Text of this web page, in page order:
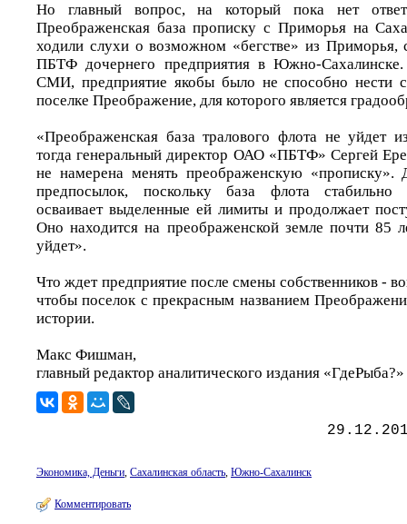
Но главный вопрос, на который пока нет
Преображенская база прописку с Приморья на
ходили слухи о возможном «бегстве» из Приморья,
ПБТФ дочернего предприятия в Южно-
СМИ, предприятие якобы было не способно нести
поселке Преображение, для которого является
«Преображенская база тралового флота не уйдет
тогда генеральный директор ОАО «ПБТФ» Сергей
не намерена менять преображенскую «прописку».
предпосылок, поскольку база флота стабильно
осваивает выделенные ей лимиты и продолжает
Оно находится на преображенской земле почти 85
уйдет».
Что ждет предприятие после смены собственников -
чтобы поселок с прекрасным названием
истории.
Макс Фишман,
главный редактор аналитического издания «ГдеРыба?»
Экономика, Деньги, Сахалинская область, Южно-Сахалинск
Комментировать